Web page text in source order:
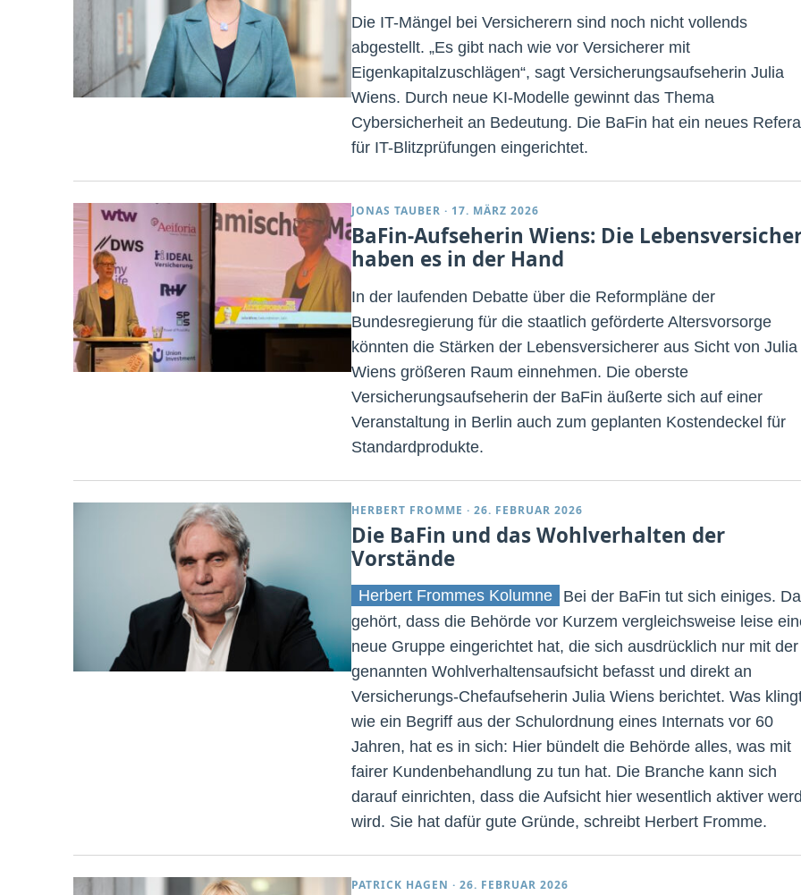
Die IT-Mängel bei Versicherern sind noch nicht vollends
abgestellt. „Es gibt nach wie vor Versicherer mit
Eigenkapitalzuschlägen“, sagt Versicherungsaufseherin Julia
Wiens. Durch neue KI-Modelle gewinnt das Thema
Cybersicherheit an Bedeutung. Die BaFin hat ein neues
für IT-Blitzprüfungen eingerichtet.
JONAS TAUBER · 17. MÄRZ 2026
BaFin-Aufseherin Wiens: Die
haben es in der Hand
In der laufenden Debatte über die Reformpläne der
Bundesregierung für die staatlich geförderte Altersvorsorge
könnten die Stärken der Lebensversicherer aus Sicht von Julia
Wiens größeren Raum einnehmen. Die oberste
Versicherungsaufseherin der BaFin äußerte sich auf einer
Veranstaltung in Berlin auch zum geplanten Kostendeckel für
Standardprodukte.
HERBERT FROMME · 26. FEBRUAR 2026
Die BaFin und das Wohlverhalten der
Vorstände
Herbert Frommes Kolumne
Bei der BaFin tut sich einiges.
gehört, dass die Behörde vor Kurzem vergleichsweise leise
neue Gruppe eingerichtet hat, die sich ausdrücklich nur mit
genannten Wohlverhaltensaufsicht befasst und direkt an
Versicherungs-Chefaufseherin Julia Wiens berichtet. Was
wie ein Begriff aus der Schulordnung eines Internats vor 60
Jahren, hat es in sich: Hier bündelt die Behörde alles, was mit
fairer Kundenbehandlung zu tun hat. Die Branche kann sich
darauf einrichten, dass die Aufsicht hier wesentlich aktiver
wird. Sie hat dafür gute Gründe, schreibt Herbert Fromme.
PATRICK HAGEN · 26. FEBRUAR 2026